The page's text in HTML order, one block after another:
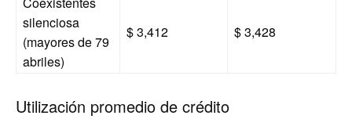
silenciosa
(mayores de 79
abriles)
$ 3,412 $ 3,428
Utilización promedio de crédito